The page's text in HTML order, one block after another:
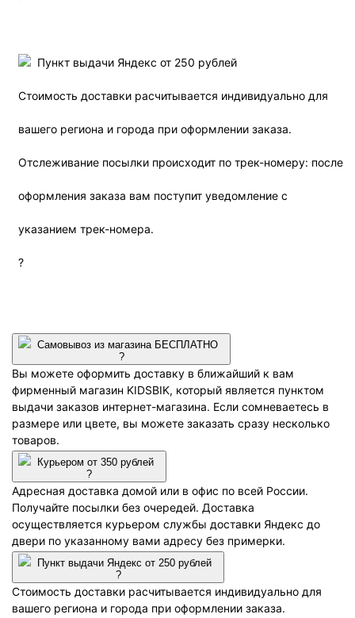
Пункт выдачи Яндекс от 250 рублей
Стоимость доставки расчитывается индивидуально для
вашего региона и города при оформлении заказа.
Отслеживание посылки происходит по трек-номеру: после
оформления заказа вам поступит уведомление с
указанием трек-номера.
?
Самовывоз из магазина БЕСПЛАТНО
?
Вы можете оформить доставку в ближайший к вам
фирменный магазин KIDSBIK, который является пунктом
выдачи заказов интернет-магазина. Если сомневаетесь в
размере или цвете, вы можете заказать сразу несколько
товаров.
Курьером от 350 рублей
?
Адресная доставка домой или в офис по всей России.
Получайте посылки без очередей. Доставка
осуществляется курьером службы доставки Яндекс до
двери по указанному вами адресу без примерки.
Пункт выдачи Яндекс от 250 рублей
?
Стоимость доставки расчитывается индивидуально для
вашего региона и города при оформлении заказа.